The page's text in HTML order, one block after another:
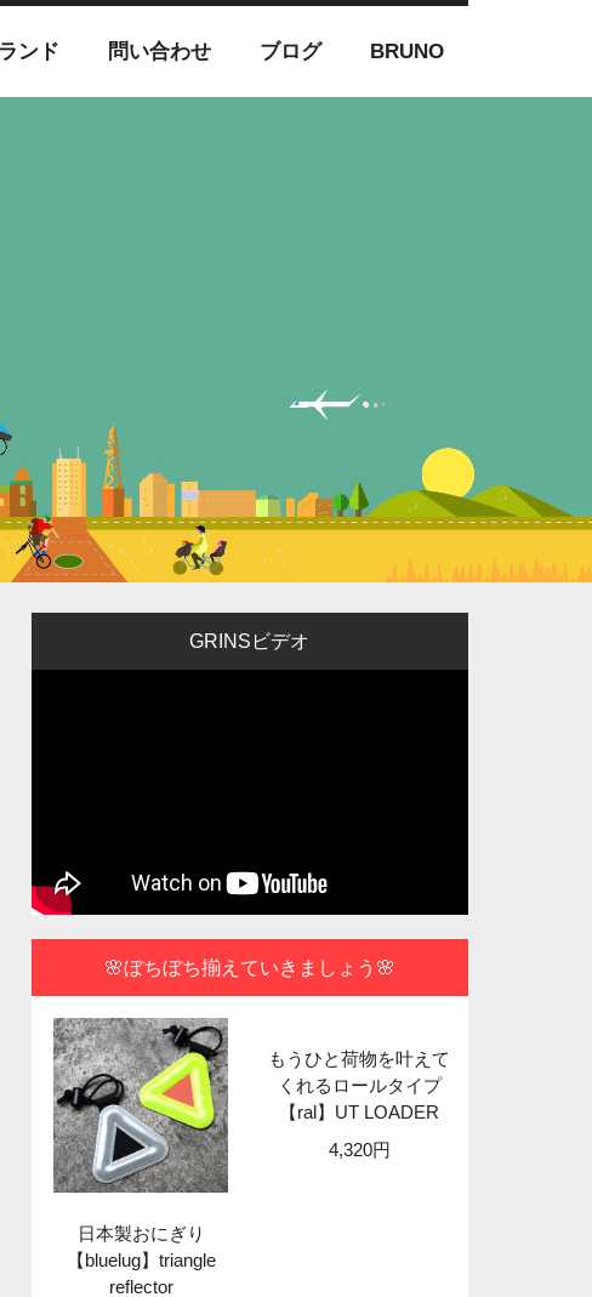
ンド 問い合わせ ブログ BRUNO
GRINSビデオ
🌸ぼちぼち揃えていきましょう🌸
日本製おにぎり
【bluelug】triangle
reflector
もうひと荷物を叶えて
くれるロールタイプ
【ral】UT LOADER
4,320円